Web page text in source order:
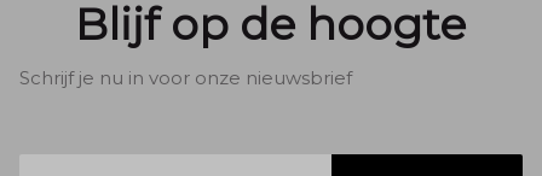
Blijf op de hoogte
Schrijf je nu in voor onze nieuwsbrief